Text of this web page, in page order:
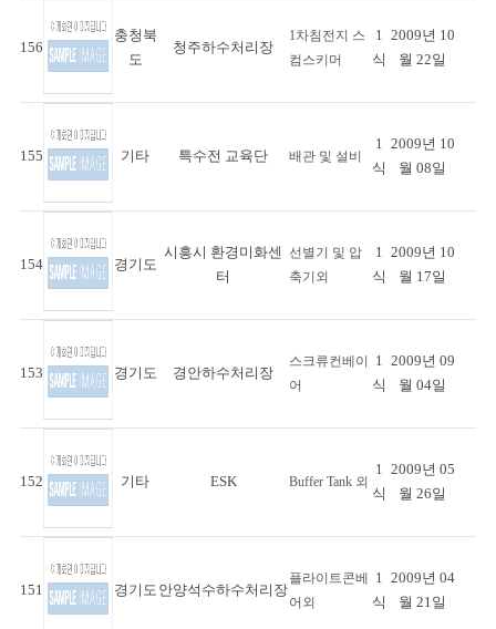
156
충청북
도
청주하수처리장
1차침전지 스
컴스키머
1
식
2009년 10
월 22일
155 기타 특수전 교육단 배관 및 설비
1
식
2009년 10
월 08일
154 경기도
시흥시 환경미화센
터
선별기 및 압
축기외
1
식
2009년 10
월 17일
153 경기도 경안하수처리장
스크류컨베이
어
1
식
2009년 09
월 04일
152 기타 ESK Buffer Tank 외
1
식
2009년 05
월 26일
151 경기도 안양석수하수처리장
플라이트콘베
어외
1
식
2009년 04
월 21일